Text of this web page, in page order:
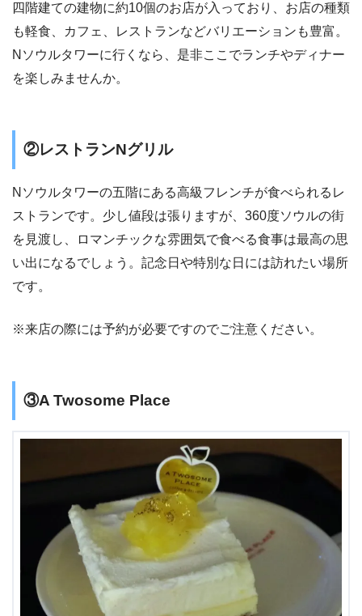
四階建ての建物に約10個のお店が入っており、お店の種類
も軽食、カフェ、レストランなどバリエーションも豊富。
Nソウルタワーに行くなら、是非ここでランチやディナー
を楽しみませんか。
②レストランNグリル
Nソウルタワーの五階にある高級フレンチが食べられるレ
ストランです。少し値段は張りますが、360度ソウルの街
を見渡し、ロマンチックな雰囲気で食べる食事は最高の思
い出になるでしょう。記念日や特別な日には訪れたい場所
です。
※来店の際には予約が必要ですのでご注意ください。
③A Twosome Place